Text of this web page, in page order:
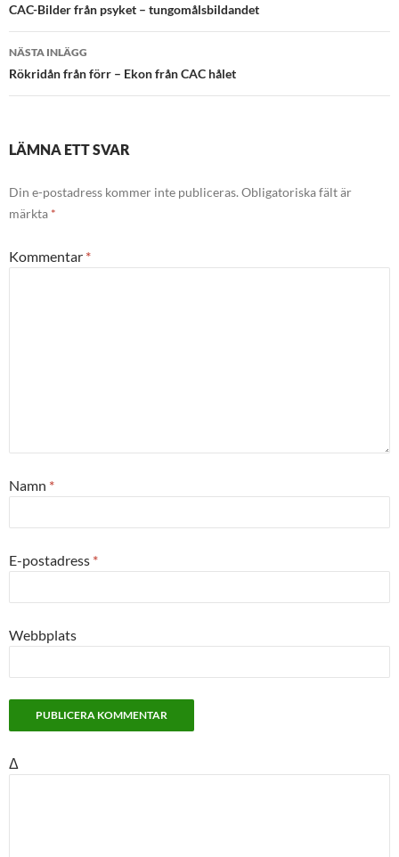
CAC-Bilder från psyket – tungomålsbildandet
NÄSTA INLÄGG
Rökridån från förr – Ekon från CAC hålet
LÄMNA ETT SVAR
Din e-postadress kommer inte publiceras. Obligatoriska fält är
märkta *
Kommentar *
Namn *
E-postadress *
Webbplats
Δ